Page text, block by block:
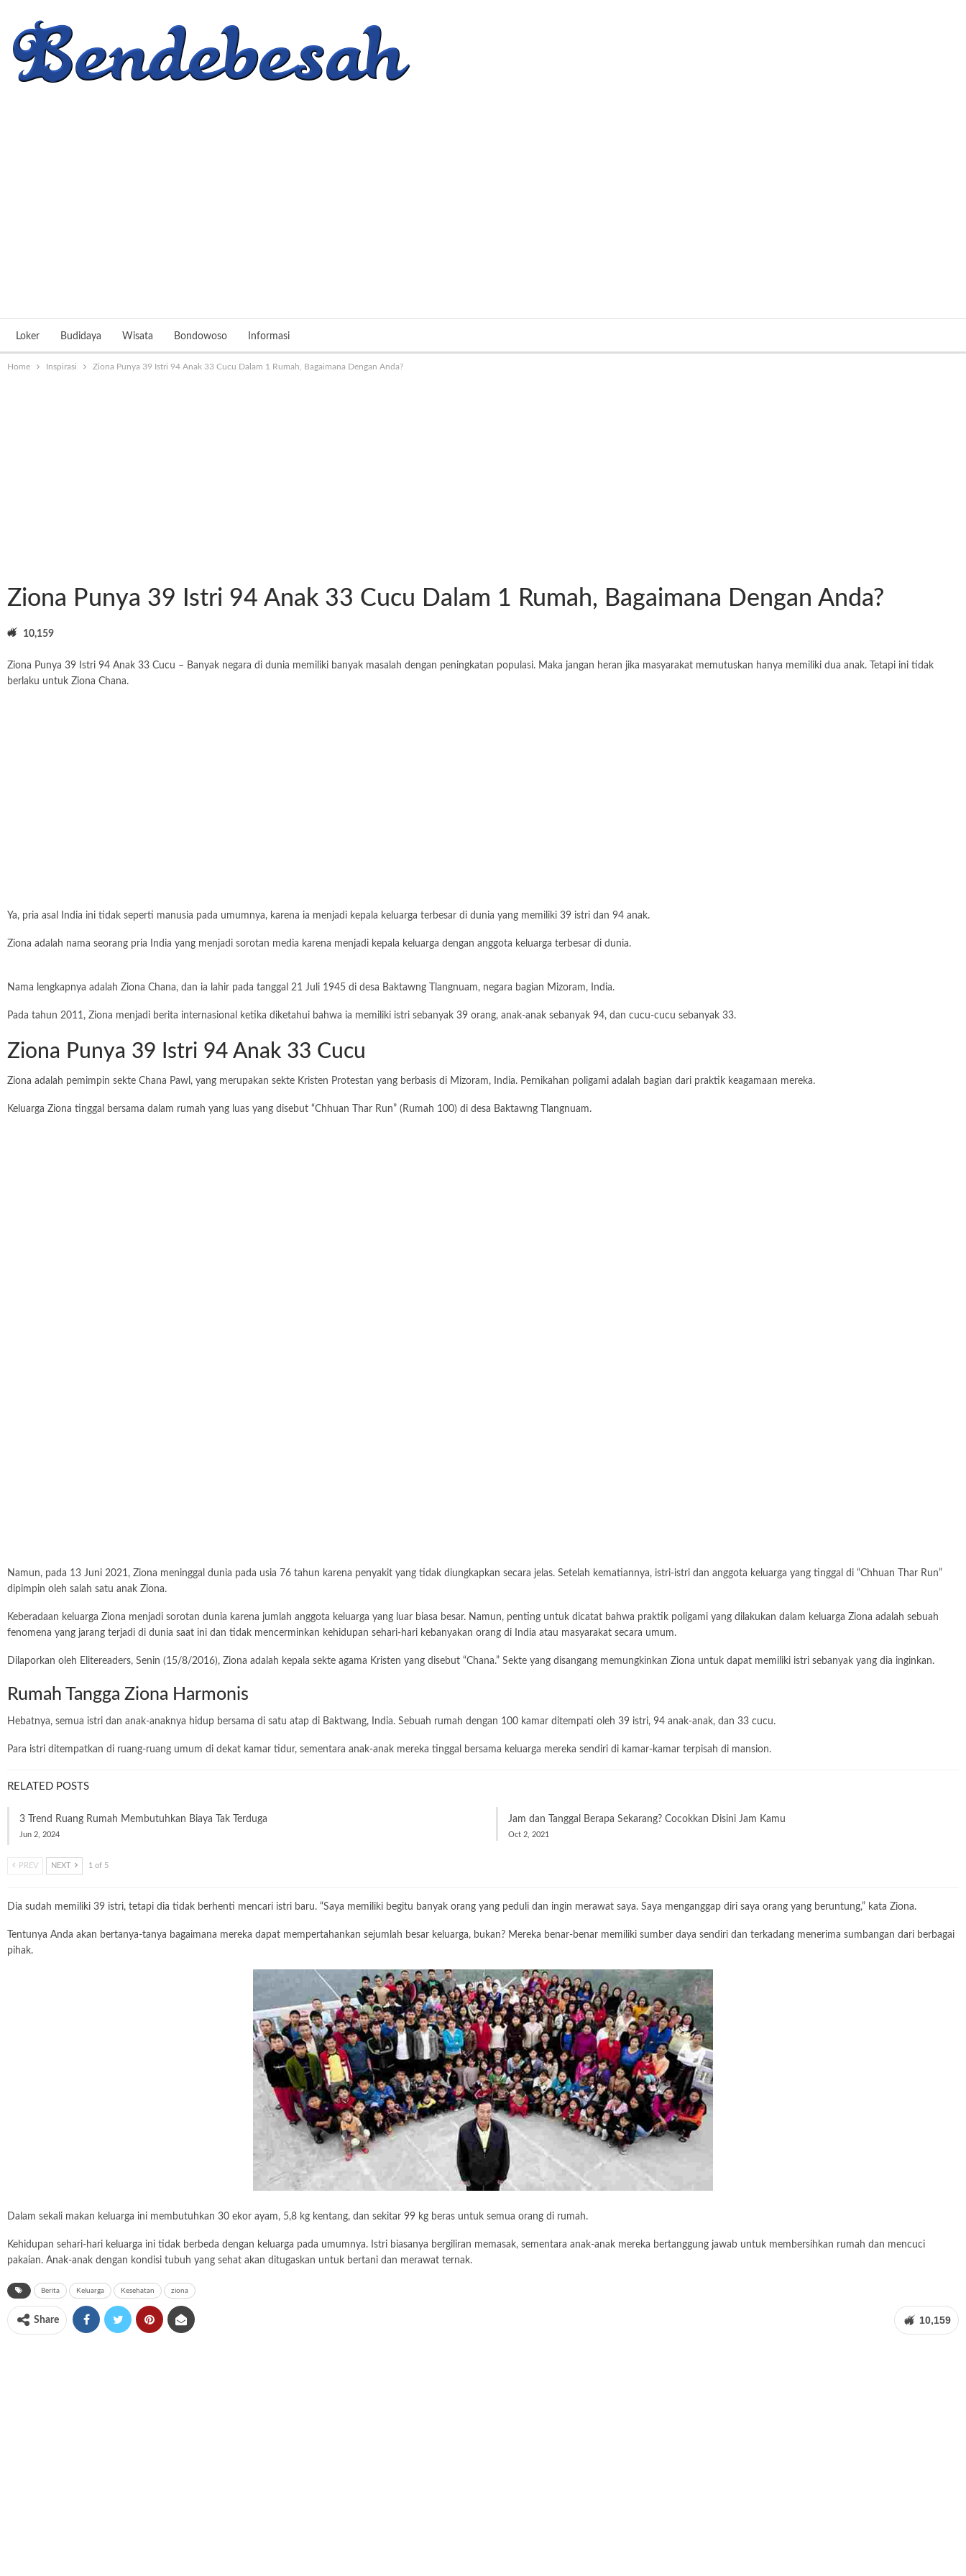
Loker Budidaya Wisata Bondowoso Informasi
Home Inspirasi Ziona Punya 39 Istri 94 Anak 33 Cucu Dalam 1 Rumah, Bagaimana Dengan Anda?
Ziona Punya 39 Istri 94 Anak 33 Cucu Dalam 1 Rumah, Bagaimana Dengan Anda?
10,159
Ziona Punya 39 Istri 94 Anak 33 Cucu – Banyak negara di dunia memiliki banyak masalah dengan peningkatan populasi. Maka jangan heran jika masyarakat memutuskan hanya memiliki dua anak. Tetapi ini tidak
berlaku untuk Ziona Chana.
Ya, pria asal India ini tidak seperti manusia pada umumnya, karena ia menjadi kepala keluarga terbesar di dunia yang memiliki 39 istri dan 94 anak.
Ziona adalah nama seorang pria India yang menjadi sorotan media karena menjadi kepala keluarga dengan anggota keluarga terbesar di dunia.
Nama lengkapnya adalah Ziona Chana, dan ia lahir pada tanggal 21 Juli 1945 di desa Baktawng Tlangnuam, negara bagian Mizoram, India.
Pada tahun 2011, Ziona menjadi berita internasional ketika diketahui bahwa ia memiliki istri sebanyak 39 orang, anak-anak sebanyak 94, dan cucu-cucu sebanyak 33.
Ziona Punya 39 Istri 94 Anak 33 Cucu
Ziona adalah pemimpin sekte Chana Pawl, yang merupakan sekte Kristen Protestan yang berbasis di Mizoram, India. Pernikahan poligami adalah bagian dari praktik keagamaan mereka.
Keluarga Ziona tinggal bersama dalam rumah yang luas yang disebut “Chhuan Thar Run” (Rumah 100) di desa Baktawng Tlangnuam.
Namun, pada 13 Juni 2021, Ziona meninggal dunia pada usia 76 tahun karena penyakit yang tidak diungkapkan secara jelas. Setelah kematiannya, istri-istri dan anggota keluarga yang tinggal di “Chhuan Thar Run”
dipimpin oleh salah satu anak Ziona.
Keberadaan keluarga Ziona menjadi sorotan dunia karena jumlah anggota keluarga yang luar biasa besar. Namun, penting untuk dicatat bahwa praktik poligami yang dilakukan dalam keluarga Ziona adalah sebuah
fenomena yang jarang terjadi di dunia saat ini dan tidak mencerminkan kehidupan sehari-hari kebanyakan orang di India atau masyarakat secara umum.
Dilaporkan oleh Elitereaders, Senin (15/8/2016), Ziona adalah kepala sekte agama Kristen yang disebut “Chana.” Sekte yang disangang memungkinkan Ziona untuk dapat memiliki istri sebanyak yang dia inginkan.
Rumah Tangga Ziona Harmonis
Hebatnya, semua istri dan anak-anaknya hidup bersama di satu atap di Baktwang, India. Sebuah rumah dengan 100 kamar ditempati oleh 39 istri, 94 anak-anak, dan 33 cucu.
Para istri ditempatkan di ruang-ruang umum di dekat kamar tidur, sementara anak-anak mereka tinggal bersama keluarga mereka sendiri di kamar-kamar terpisah di mansion.
RELATED POSTS
3 Trend Ruang Rumah Membutuhkan Biaya Tak Terduga
Jun 2, 2024
Jam dan Tanggal Berapa Sekarang? Cocokkan Disini Jam Kamu
Oct 2, 2021
PREV NEXT 1 of 5
Dia sudah memiliki 39 istri, tetapi dia tidak berhenti mencari istri baru. “Saya memiliki begitu banyak orang yang peduli dan ingin merawat saya. Saya menganggap diri saya orang yang beruntung,” kata Ziona.
Tentunya Anda akan bertanya-tanya bagaimana mereka dapat mempertahankan sejumlah besar keluarga, bukan? Mereka benar-benar memiliki sumber daya sendiri dan terkadang menerima sumbangan dari berbagai
pihak.
Dalam sekali makan keluarga ini membutuhkan 30 ekor ayam, 5,8 kg kentang, dan sekitar 99 kg beras untuk semua orang di rumah.
Kehidupan sehari-hari keluarga ini tidak berbeda dengan keluarga pada umumnya. Istri biasanya bergiliran memasak, sementara anak-anak mereka bertanggung jawab untuk membersihkan rumah dan mencuci
pakaian. Anak-anak dengan kondisi tubuh yang sehat akan ditugaskan untuk bertani dan merawat ternak.
Berita Keluarga Kesehatan ziona
10,159
Share